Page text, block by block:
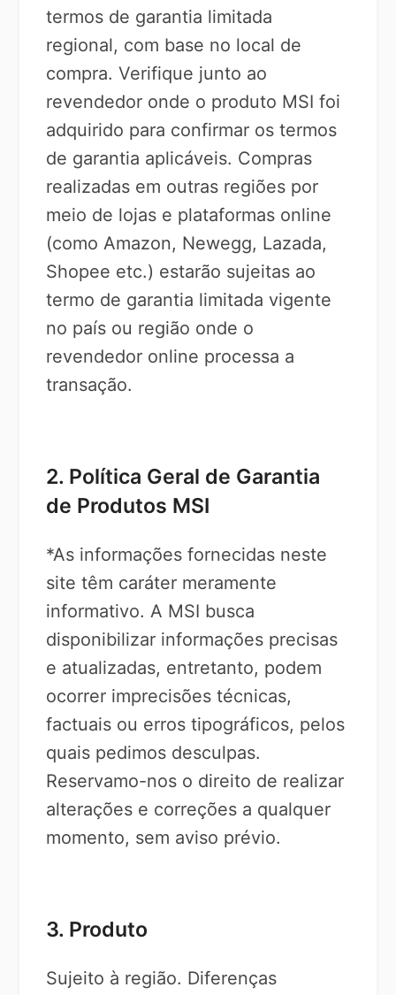
termos de garantia limitada
regional, com base no local de
compra. Verifique junto ao
revendedor onde o produto MSI foi
adquirido para confirmar os termos
de garantia aplicáveis. Compras
realizadas em outras regiões por
meio de lojas e plataformas online
(como Amazon, Newegg, Lazada,
Shopee etc.) estarão sujeitas ao
termo de garantia limitada vigente
no país ou região onde o
revendedor online processa a
transação.
2. Política Geral de Garantia
de Produtos MSI
*As informações fornecidas neste
site têm caráter meramente
informativo. A MSI busca
disponibilizar informações precisas
e atualizadas, entretanto, podem
ocorrer imprecisões técnicas,
factuais ou erros tipográficos, pelos
quais pedimos desculpas.
Reservamo-nos o direito de realizar
alterações e correções a qualquer
momento, sem aviso prévio.
3. Produto
Sujeito à região. Diferenças